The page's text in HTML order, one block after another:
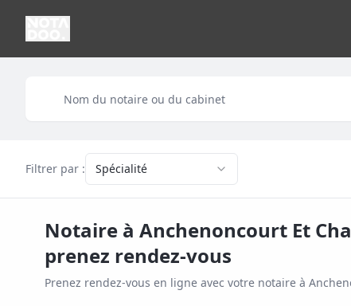
Filtrer par : Spécialité
Notaire à Anchenoncourt Et
prenez rendez-vous
Prenez rendez-vous en ligne avec votre notaire à